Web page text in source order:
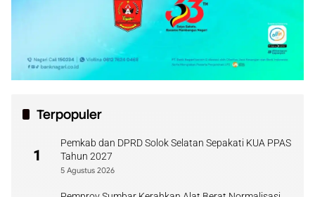
Terpopuler
1
Pemkab dan DPRD Solok Selatan Sepakati KUA PPAS
Tahun 2027
5 Agustus 2026